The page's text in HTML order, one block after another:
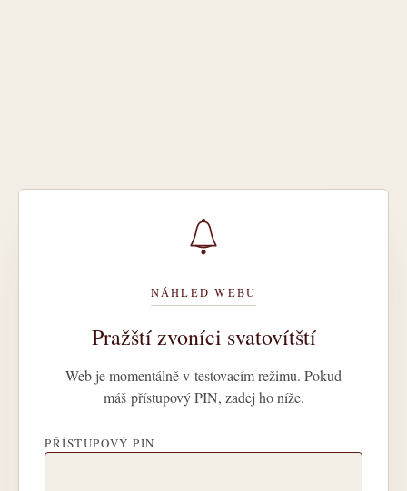
NÁHLED WEBU
Pražští zvoníci svatovítští
Web je momentálně v testovacím režimu. Pokud
máš přístupový PIN, zadej ho níže.
PŘÍSTUPOVÝ PIN